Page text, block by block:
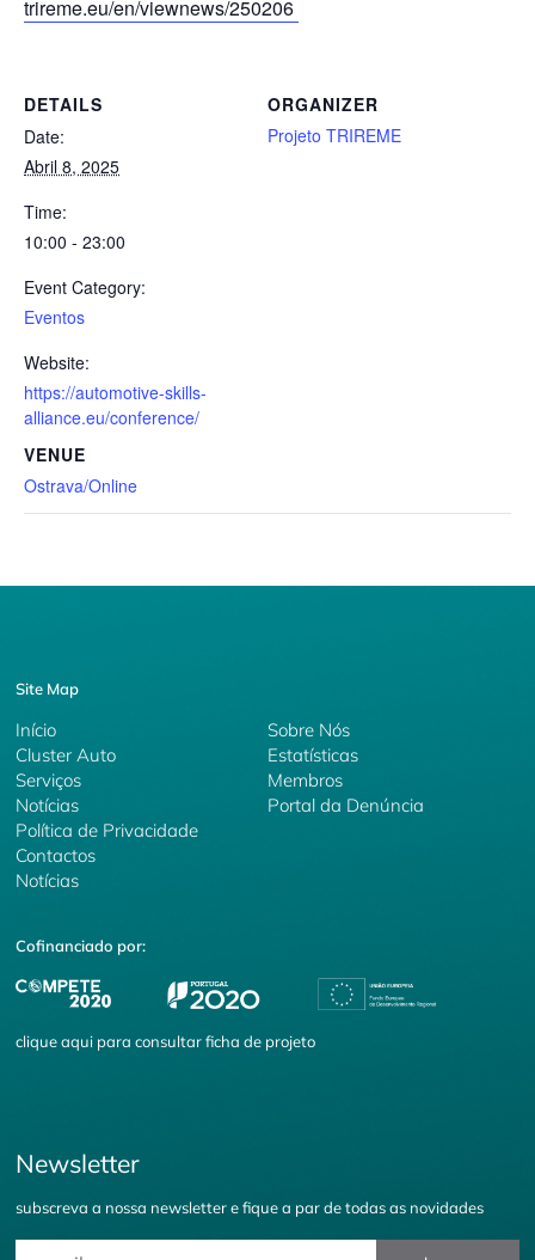
trireme.eu/en/viewnews/250206
DETAILS
Date:
Abril 8, 2025
Time:
10:00 - 23:00
Event Category:
Eventos
Website:
https://automotive-skills-
alliance.eu/conference/
VENUE
Ostrava/Online
ORGANIZER
Projeto TRIREME
Site Map
Início
Cluster Auto
Serviços
Sobre Nós
Estatísticas
Membros
Notícias
Política de Privacidade
Portal da Denúncia
Contactos
Notícias
Cofinanciado por:
cliqueaqui para consultar ficha de projeto
Newsletter
subscreva a nossa newsletter e fique a par de todas as novidades